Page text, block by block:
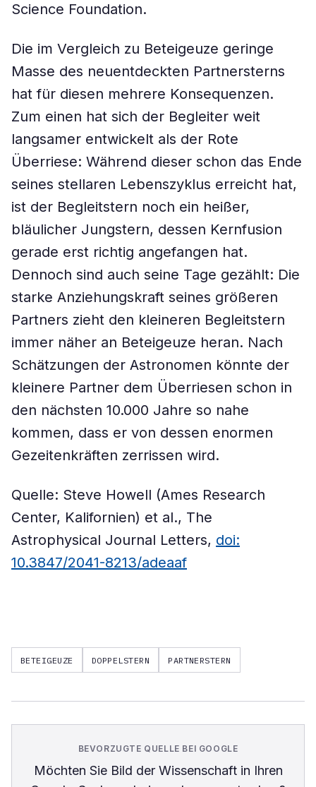
Science Foundation.
Die im Vergleich zu Beteigeuze geringe
Masse des neuentdeckten Partnersterns
hat für diesen mehrere Konsequenzen.
Zum einen hat sich der Begleiter weit
langsamer entwickelt als der Rote
Überriese: Während dieser schon das Ende
seines stellaren Lebenszyklus erreicht hat,
ist der Begleitstern noch ein heißer,
bläulicher Jungstern, dessen Kernfusion
gerade erst richtig angefangen hat.
Dennoch sind auch seine Tage gezählt: Die
starke Anziehungskraft seines größeren
Partners zieht den kleineren Begleitstern
immer näher an Beteigeuze heran. Nach
Schätzungen der Astronomen könnte der
kleinere Partner dem Überriesen schon in
den nächsten 10.000 Jahre so nahe
kommen, dass er von dessen enormen
Gezeitenkräften zerrissen wird.
Quelle: Steve Howell (Ames Research
Center, Kalifornien) et al., The
Astrophysical Journal Letters, doi:
10.3847/2041-8213/adeaaf
BETEIGEUZE DOPPELSTERN PARTNERSTERN
BEVORZUGTE QUELLE BEI GOOGLE
Möchten Sie Bild der Wissenschaftin Ihren